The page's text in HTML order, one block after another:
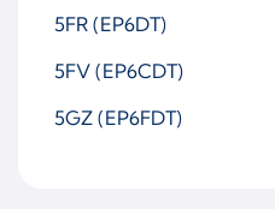
5FR (EP6DT)
5FV (EP6CDT)
5GZ (EP6FDT)